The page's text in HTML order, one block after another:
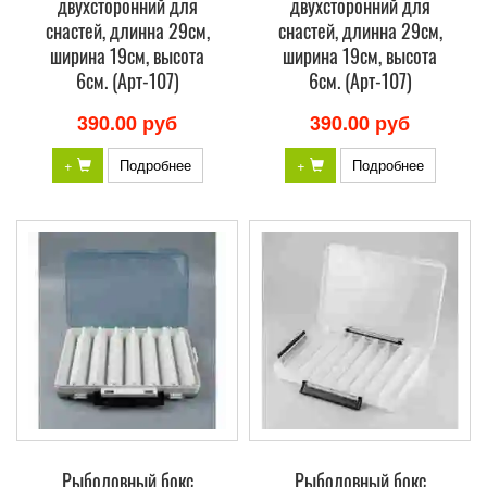
двухсторонний для
снастей, длинна 29см,
ширина 19см, высота
6см. (Арт-107)
390.00 руб
+ Подробнее
двухсторонний для
снастей, длинна 29см,
ширина 19см, высота
6см. (Арт-107)
390.00 руб
+ Подробнее
Рыболовный бокс Рыболовный бокс